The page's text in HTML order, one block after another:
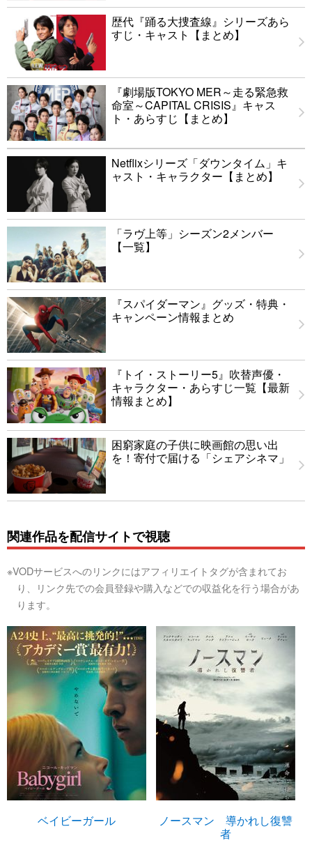
歴代『踊る大捜査線』シリーズあら
すじ・キャスト【まとめ】
『劇場版TOKYO MER～走る緊急救
命室～CAPITAL CRISIS』キャス
ト・あらすじ【まとめ】
Netflixシリーズ「ダウンタイム」キ
ャスト・キャラクター【まとめ】
「ラヴ上等」シーズン2メンバー
【一覧】
『スパイダーマン』グッズ・特典・
キャンペーン情報まとめ
『トイ・ストーリー5』吹替声優・
キャラクター・あらすじ一覧【最新
情報まとめ】
困窮家庭の子供に映画館の思い出
を！寄付で届ける「シェアシネマ」
関連作品を配信サイトで視聴
※VODサービスへのリンクにはアフィリエイトタグが含まれてお
り、リンク先での会員登録や購入などでの収益化を行う場合があ
ります。
ベイビーガール
ノースマン 導かれし復讐
者